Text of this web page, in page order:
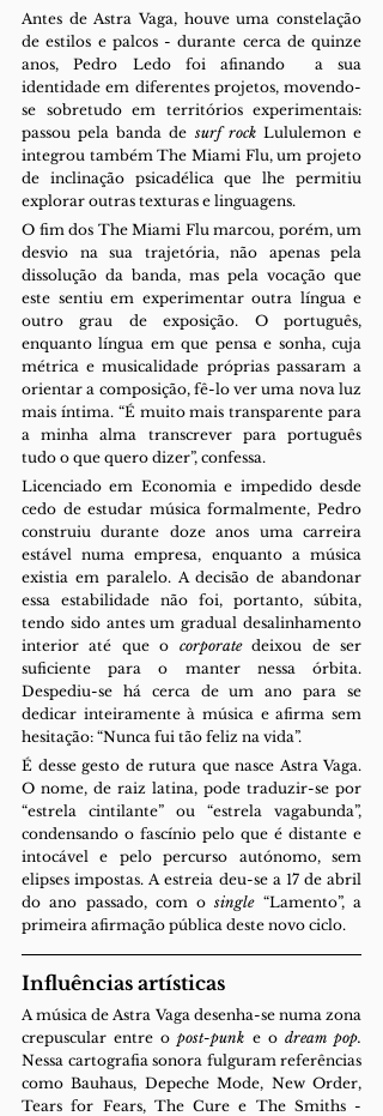
Antes de Astra Vaga, houve uma constelação
de estilos e palcos - durante cerca de quinze
anos, Pedro Ledo foi afinando  a sua
identidade em diferentes projetos, movendo-
se sobretudo em territórios experimentais:
passou pela banda de surf rock Lululemon e
integrou também The Miami Flu, um projeto
de inclinação psicadélica que lhe permitiu
explorar outras texturas e linguagens.
O fim dos The Miami Flu marcou, porém, um
desvio na sua trajetória, não apenas pela
dissolução da banda, mas pela vocação que
este sentiu em experimentar outra língua e
outro grau de exposição. O português,
enquanto língua em que pensa e sonha, cuja
métrica e musicalidade próprias passaram a
orientar a composição, fê-lo ver uma nova luz
mais íntima. “É muito mais transparente para
a minha alma transcrever para português
tudo o que quero dizer”, confessa.
Licenciado em Economia e impedido desde
cedo de estudar música formalmente, Pedro
construiu durante doze anos uma carreira
estável numa empresa, enquanto a música
existia em paralelo. A decisão de abandonar
essa estabilidade não foi, portanto, súbita,
tendo sido antes um gradual desalinhamento
interior até que o corporate deixou de ser
suficiente para o manter nessa órbita.
Despediu-se há cerca de um ano para se
dedicar inteiramente à música e afirma sem
hesitação: “Nunca fui tão feliz na vida”.
É desse gesto de rutura que nasce Astra Vaga.
O nome, de raiz latina, pode traduzir-se por
“estrela cintilante” ou “estrela vagabunda”,
condensando o fascínio pelo que é distante e
intocável e pelo percurso autónomo, sem
elipses impostas. A estreia deu-se a 17 de abril
do ano passado, com o single “Lamento”, a
primeira afirmação pública deste novo ciclo.
Influências artísticas
A música de Astra Vaga desenha-se numa zona
crepuscular entre o post-punk e o
Nessa cartografia sonora fulguram referências
como Bauhaus, Depeche Mode, New Order,
Tears for Fears, The Cure e The Smiths -